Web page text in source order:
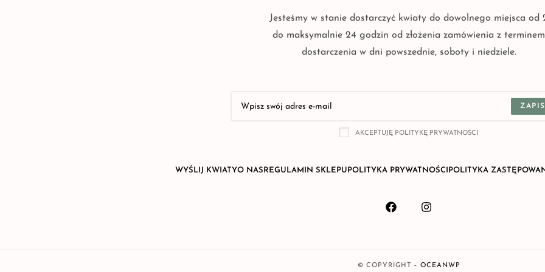
Jesteśmy w stanie dostarczyć kwiaty do dowolnego miejsca od
do maksymalnie 24 godzin od złożenia zamówienia z terminem
dostarczenia w dni powszednie, soboty i niedziele.
AKCEPTUJĘ POLITYKĘ PRYWATNOŚCI
WYŚLIJ KWIATYO NAS REGULAMIN SKLEPU POLITYKA PRYWATNOŚCI POLITYKA
© COPYRIGHT – OCEANWP